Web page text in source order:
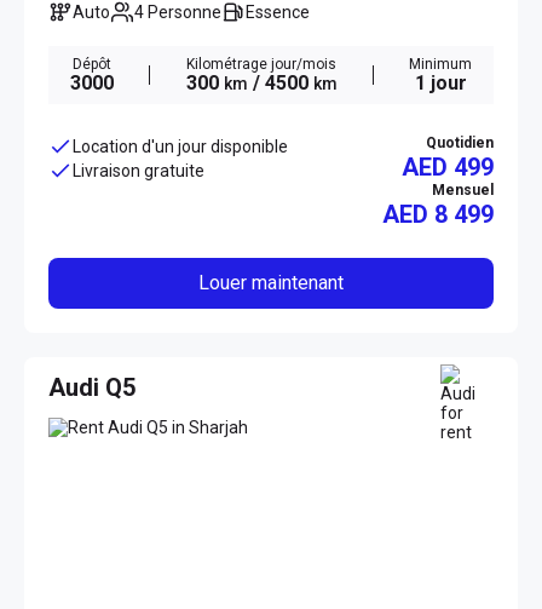
Auto
4 Personne Essence
Dépôt
3000
Kilométrage jour/mois
300 km / 4500 km
Minimum
1 jour
Location d'un jour disponible
Livraison gratuite
Quotidien
AED 499
Mensuel
AED 8 499
Louer maintenant
Audi Q5